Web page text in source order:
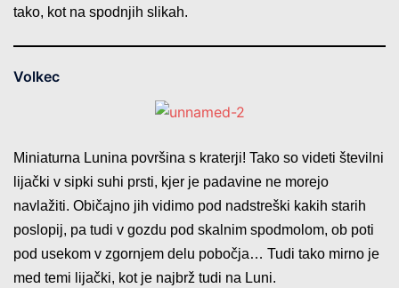
tako, kot na spodnjih slikah.
Volkec
Miniaturna Lunina površina s kraterji! Tako so videti številni
lijački v sipki suhi prsti, kjer je padavine ne morejo
navlažiti. Običajno jih vidimo pod nadstreški kakih starih
poslopij, pa tudi v gozdu pod skalnim spodmolom, ob poti
pod usekom v zgornjem delu pobočja… Tudi tako mirno je
med temi lijački, kot je najbrž tudi na Luni.